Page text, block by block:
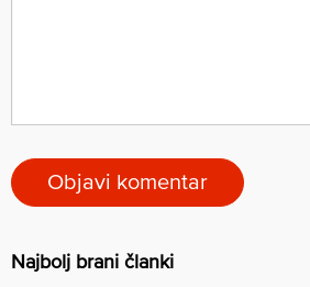
Najbolj brani članki